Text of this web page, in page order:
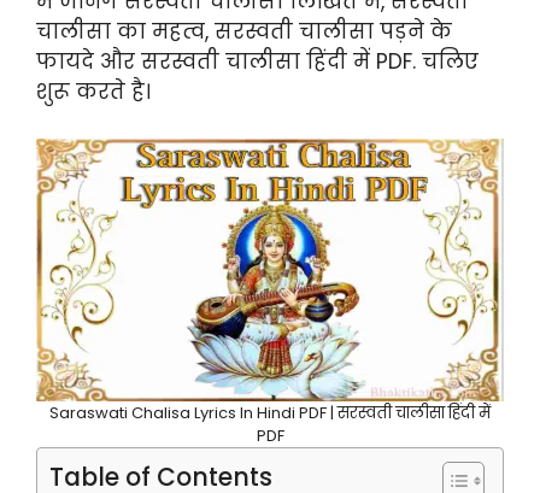
चालीसा का महत्व, सरस्वती चालीसा पड़ने के
फायदे और सरस्वती चालीसा हिंदी में PDF. चलिए
शुरू करते है।
Saraswati Chalisa Lyrics In Hindi PDF | सरस्वती चालीसा हिंदी में
PDF
Table of Contents